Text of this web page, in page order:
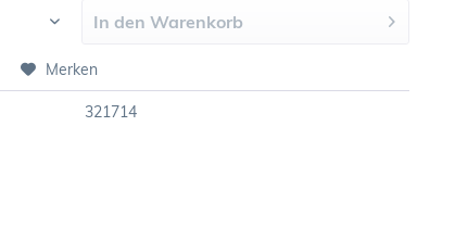
In den Warenkorb
Merken
321714